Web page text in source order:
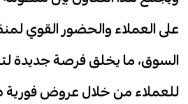
السوق، ما يخلق فرصة جديدة
للعملاء من خلال عروض